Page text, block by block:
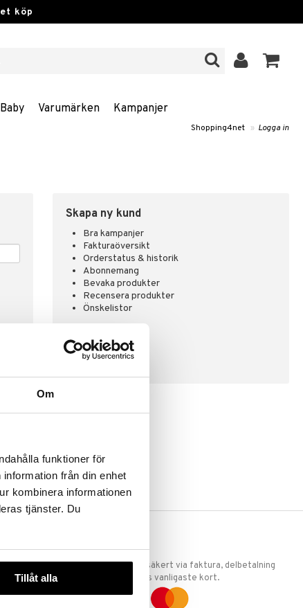
Om
funktioner för
från din enhet
kombinera informationen
tjänster. Du
Tillåt alla
köp
Varumärken Kampanjer
Shopping4net » Logga in
Skapa ny kund
Bra kampanjer
Fakturaöversikt
Orderstatus & historik
Abonnemang
Bevaka produkter
Recensera produkter
Önskelistor
SKAPA KUND
vi är
TRYGGA KÖP
Handla tryggt & säkert via faktura, delbetalning
eller marknadens vanligaste kort.